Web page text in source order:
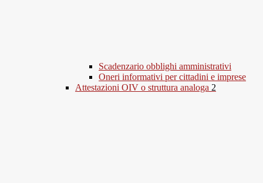
Scadenzario obblighi amministrativi
Oneri informativi per cittadini e imprese
Attestazioni OIV o struttura analoga 2